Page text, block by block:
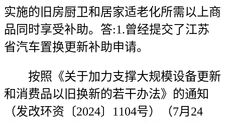
实施的旧房厨卫和居家适老化所需以上商
品同时享受补助。答:1.曾经提交了江苏
省汽车置换更新补助申请。
按照《关于加力支撑大规模设备更新
和消费品以旧换新的若干办法》的通知
（发改环资〔2024〕1104号）（7月24